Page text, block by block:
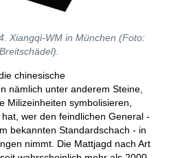
Xiangqi-WM in München (Foto:
chinesische
nämlich unter anderem Steine,
Milizeinheiten symbolisieren,
wer den feindlichen General -
bekannten Standardschach - in
nimmt. Die Mattjagd nach Art